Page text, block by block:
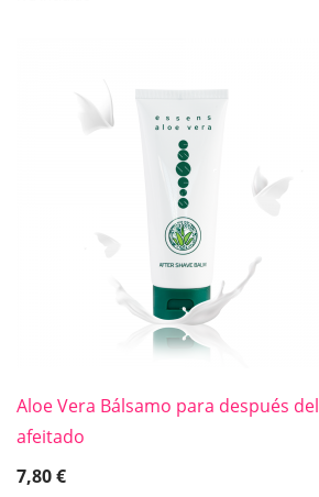
Aloe Vera Bálsamo para después del
afeitado
7,80€